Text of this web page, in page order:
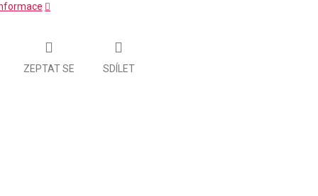
ZEPTAT SE SDÍLET